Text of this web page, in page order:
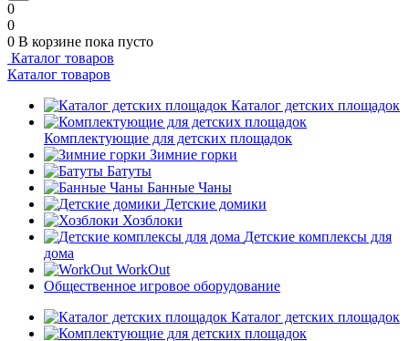
0
0
0 В корзине пока пусто
Каталог товаров
Каталог товаров
Каталог детских площадок
Комплектующие для детских площадок
Зимние горки
Батуты
Банные Чаны
Детские домики
Хозблоки
Детские комплексы для
дома
WorkOut
Общественное игровое оборудование
Каталог детских площадок